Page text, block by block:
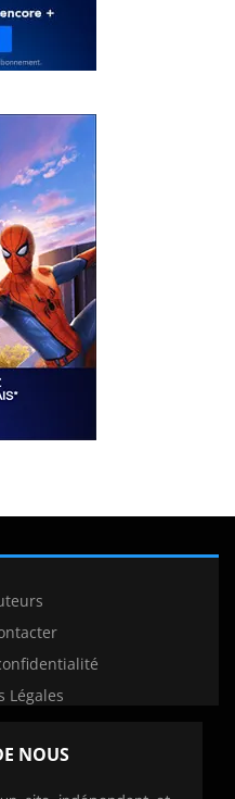
Légales
NOUS